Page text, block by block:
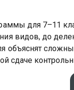
для 7–11
видов, до
объяснят
сдаче
онлайн